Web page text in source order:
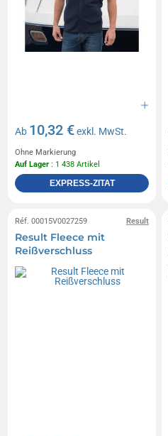
Ab 10,32 €exkl. MwSt.
Ohne Markierung
Auf Lager : 1 438 Artikel
EXPRESS-ZITAT
Result
Réf. 00015V0027259
Result Fleece mit
Reißverschluss